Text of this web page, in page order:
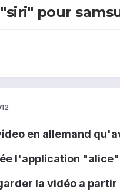
pour
en allemand
l'application "alice"
la vidéo a partir